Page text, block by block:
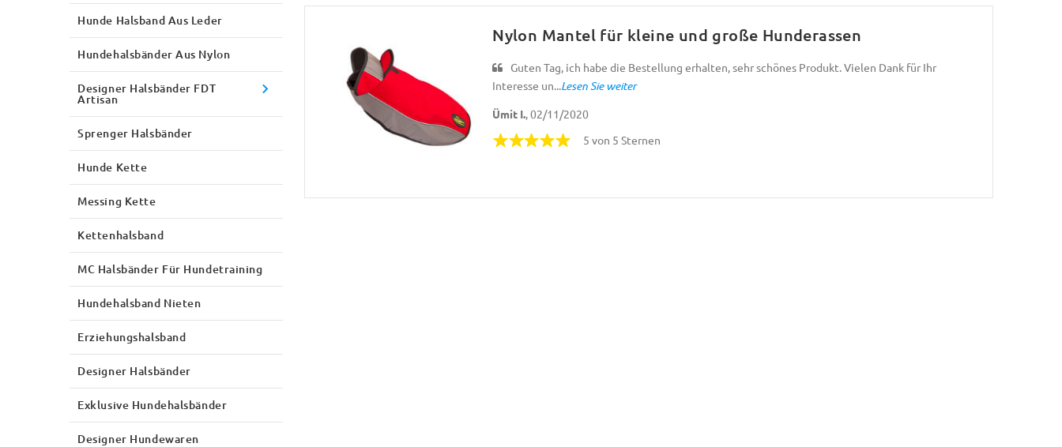
Nylon Mantel für kleine und große Hunderassen
Guten Tag, ich habe die Bestellung erhalten, sehr schönes Produkt. Vielen Dank für Ihr
Interesse un...Lesen Sie weiter
Ümit I., 02/11/2020
5 von 5 Sternen
Hunde Halsband Aus Leder
Hundehalsbänder Aus Nylon
Designer Halsbänder FDT
Artisan
Sprenger Halsbänder
Hunde Kette
Messing Kette
Kettenhalsband
MC Halsbänder Für Hundetraining
Hundehalsband Nieten
Erziehungshalsband
Designer Halsbänder
Exklusive Hundehalsbänder
Designer Hundewaren